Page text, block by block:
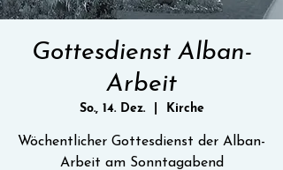
Gottesdienst Alban-
Arbeit
So., 14. Dez.
  |
Kirche
Wöchentlicher Gottesdienst der Alban-